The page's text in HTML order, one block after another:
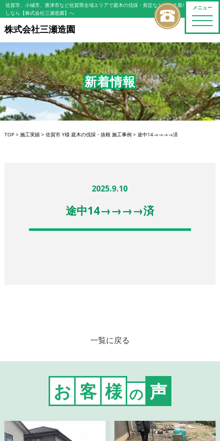
メニュー
toggle
佐賀市、小城市、唐津市など佐賀県全域エリアで庭木の伐採・剪定などの植木屋/造園屋をお探
しなら【株式会社三瀬造園】へ
株式会社三瀬造園
新着情報
TOP> 施工実績> 佐賀市 Y様 庭木の伐採・抜根 施工事例> 途中14→→→→済
2025.9.10
途中14→→→→済
一覧に戻る
お 客 様 の 声